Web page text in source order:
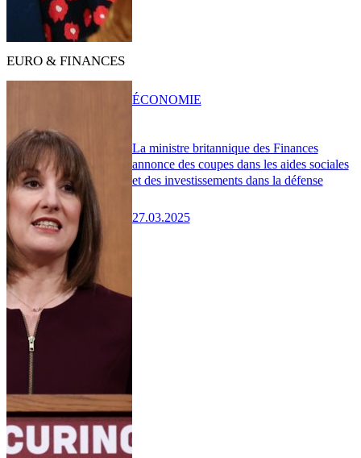
EURO & FINANCES
La ministre britannique des Finances
annonce des coupes dans les aides sociales
et des investissements dans la défense
27.03.2025
ÉCONOMIE